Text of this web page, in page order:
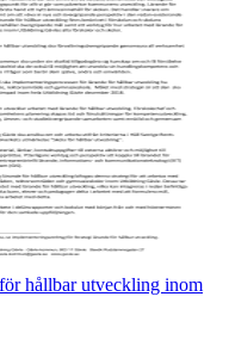
hållbar utveckling inom